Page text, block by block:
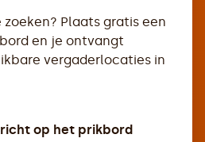
Plaats gratis een
en je ontvangt
vergaderlocaties in
op het prikbord